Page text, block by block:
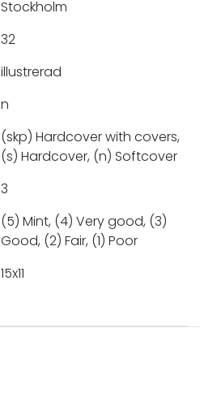
Stockholm
32
illustrerad
n
(skp) Hardcover with covers,
(s) Hardcover, (n) Softcover
3
(5) Mint, (4) Very good, (3)
Good, (2) Fair, (1) Poor
15x11